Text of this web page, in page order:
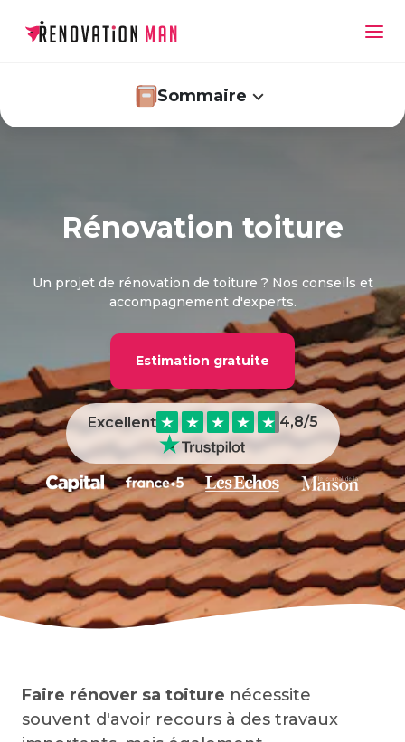
Rénovation toiture
Un projet de rénovation de toiture ? Nos conseils et
accompagnement d'experts.
Estimation gratuite
Excellent 4,8/5
Sommaire
votre toiture ?
Faire rénover sa toiture nécessite
souvent d'avoir recours à des travaux